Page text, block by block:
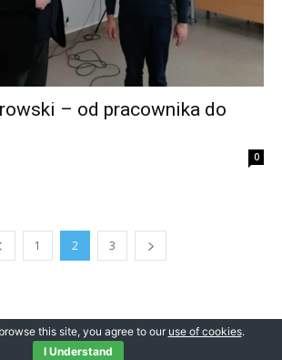
– od pracownika do
0
1 2 3
WordPress Theme by TagDiv
this site, you agree to our use of cookies.
I Understand